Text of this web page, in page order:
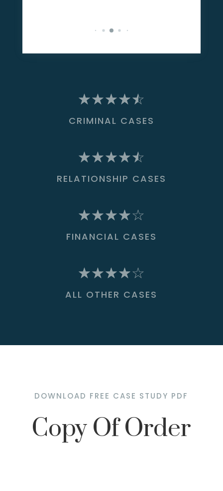
☆☆☆☆☆
CRIMINAL CASES
☆☆☆☆☆
RELATIONSHIP CASES
☆☆☆☆☆
FINANCIAL CASES
☆☆☆☆☆
ALL OTHER CASES
DOWNLOAD FREE CASE STUDY PDF
Copy Of Order